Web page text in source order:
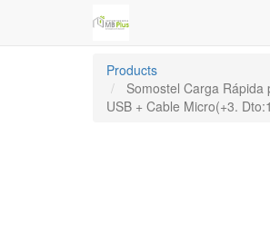
Products
Somostel Carga Rápida
USB + Cable Micro(+3.